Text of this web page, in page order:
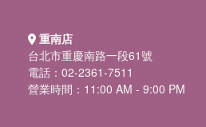
重南店
台北市重慶南路一段61號
電話：02-2361-7511
營業時間：11:00 AM - 9:00 PM